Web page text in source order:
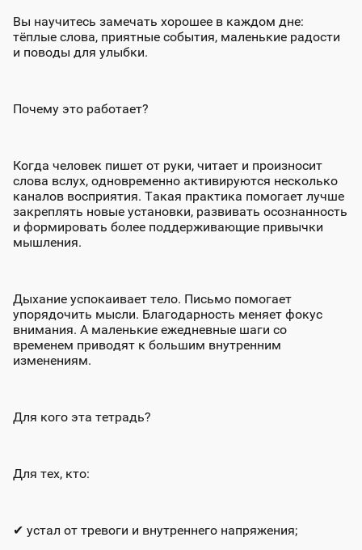
Вы научитесь замечать хорошее в каждом дне:
тёплые слова, приятные события, маленькие радости
и поводы для улыбки.
Почему это работает?
Когда человек пишет от руки, читает и произносит
слова вслух, одновременно активируются несколько
каналов восприятия. Такая практика помогает лучше
закреплять новые установки, развивать осознанность
и формировать более поддерживающие привычки
мышления.
Дыхание успокаивает тело. Письмо помогает
упорядочить мысли. Благодарность меняет фокус
внимания. А маленькие ежедневные шаги со
временем приводят к большим внутренним
изменениям.
Для кого эта тетрадь?
Для тех, кто:
✔ устал от тревоги и внутреннего напряжения;